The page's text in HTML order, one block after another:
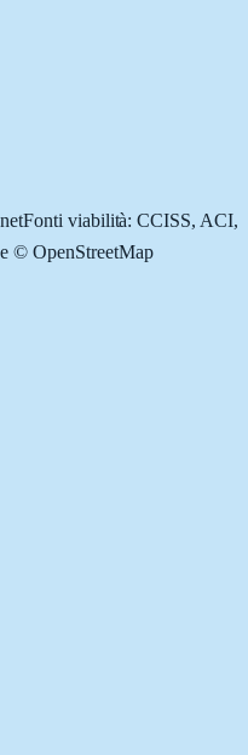
Fonti viabilità: CCISS, ACI,
© OpenStreetMap